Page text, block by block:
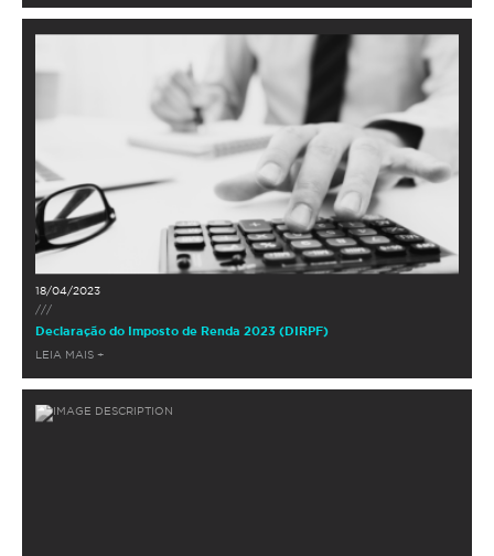
18/04/2023
///
Declaração do Imposto de Renda 2023 (DIRPF)
LEIA MAIS +